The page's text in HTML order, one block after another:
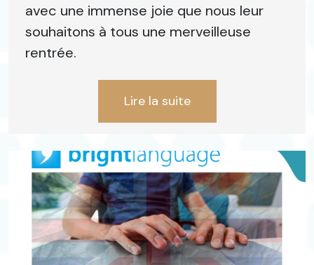
avec une immense joie que nous leur
souhaitons à tous une merveilleuse
rentrée.
Lire la suite